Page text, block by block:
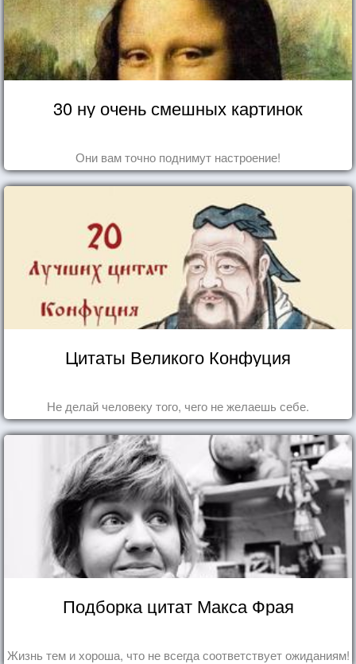
30 ну очень смешных картинок
Они вам точно поднимут настроение!
Цитаты Великого Конфуция
Не делай человеку того, чего не желаешь себе.
Подборка цитат Макса Фрая
Жизнь тем и хороша, что не всегда соответствует ожиданиям!